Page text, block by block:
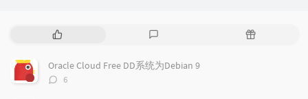
P
t
e
R
Oracle Cloud Free DD系统为Debian 9
评
6